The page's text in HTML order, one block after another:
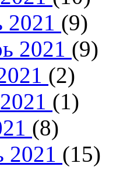
2021 (9)
2021 (9)
(2)
(1)
(8)
2021 (15)